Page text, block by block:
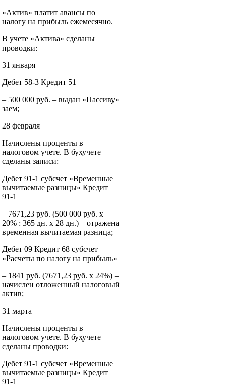
«Актив» платит авансы по
налогу на прибыль ежемесячно.
В учете «Актива» сделаны
проводки:
31 января
Дебет 58-3 Кредит 51
– 500 000 руб. – выдан «Пассиву»
заем;
28 февраля
Начислены проценты в
налоговом учете. В бухучете
сделаны записи:
Дебет 91-1 субсчет «Временные
вычитаемые разницы» Кредит
91-1
– 7671,23 руб. (500 000 руб. x
20% : 365 дн. x 28 дн.) – отражена
временная вычитаемая разница;
Дебет 09 Кредит 68 субсчет
«Расчеты по налогу на прибыль»
– 1841 руб. (7671,23 руб. x 24%) –
начислен отложенный налоговый
актив;
31 марта
Начислены проценты в
налоговом учете. В бухучете
сделаны проводки:
Дебет 91-1 субсчет «Временные
вычитаемые разницы» Кредит
91-1